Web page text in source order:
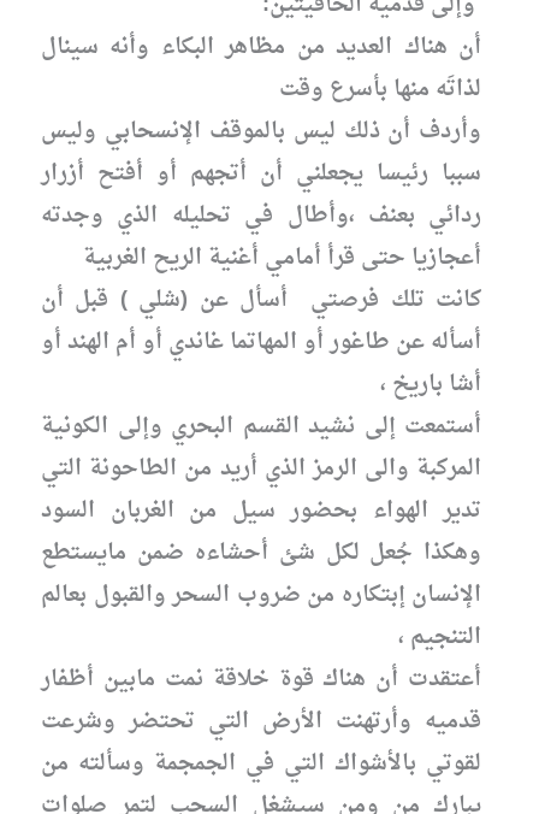
أن هناك العديد من مظاهر البكاء وأنه سينال
لذاتَه منها بأسرع وقت
وأردف أن ذلك ليس بالموقف الإنسحابي وليس
سببا رئيسا يجعلني أن أتجهم أو أفتح أزرار
ردائي بعنف ،وأطال في تحليله الذي وجدته
أعجازيا حتى قرأ أمامي أغنية الريح الغربية
كانت تلك فرصتي أسأل عن (شلي ) قبل أن
أسأله عن طاغور أو المهاتما غاندي أو أم الهند أو
أشا باريخ ،
أستمعت إلى نشيد القسم البحري وإلى الكونية
المركبة والى الرمز الذي أريد من الطاحونة التي
تدير الهواء بحضور سيل من الغربان السود
وهكذا جُعل لكل شئ أحشاءه ضمن مايستطع
الإنسان إبتكاره من ضروب السحر والقبول بعالم
التنجيم ،
أعتقدت أن هناك قوة خلاقة نمت مابين أظفار
قدميه وأرتهنت الأرض التي تحتضر وشرعت
لقوتي بالأشواك التي في الجمجمة وسألته من